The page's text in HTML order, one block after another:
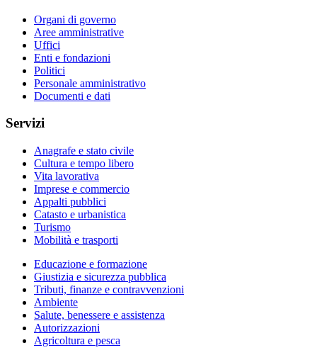
Organi di governo
Aree amministrative
Uffici
Enti e fondazioni
Politici
Personale amministrativo
Documenti e dati
Servizi
Anagrafe e stato civile
Cultura e tempo libero
Vita lavorativa
Imprese e commercio
Appalti pubblici
Catasto e urbanistica
Turismo
Mobilità e trasporti
Educazione e formazione
Giustizia e sicurezza pubblica
Tributi, finanze e contravvenzioni
Ambiente
Salute, benessere e assistenza
Autorizzazioni
Agricoltura e pesca